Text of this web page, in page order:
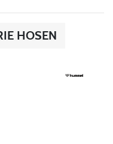
HOSEN